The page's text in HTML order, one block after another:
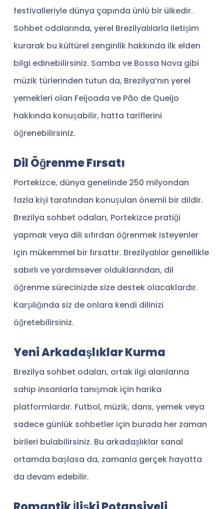
festivalleriyle dünya çapında ünlü bir ülkedir.
Sohbet odalarında, yerel Brezilyalılarla iletişim
kurarak bu kültürel zenginlik hakkında ilk elden
bilgi edinebilirsiniz. Samba ve Bossa Nova gibi
müzik türlerinden tutun da, Brezilya’nın yerel
yemekleri olan Feijoada ve Pão de Queijo
hakkında konuşabilir, hatta tariflerini
öğrenebilirsiniz.
Dil Öğrenme Fırsatı
Portekizce, dünya genelinde 250 milyondan
fazla kişi tarafından konuşulan önemli bir dildir.
Brezilya sohbet odaları, Portekizce pratiği
yapmak veya dili sıfırdan öğrenmek isteyenler
için mükemmel bir fırsattır. Brezilyalılar genellikle
sabırlı ve yardımsever olduklarından, dil
öğrenme sürecinizde size destek olacaklardır.
Karşılığında siz de onlara kendi dilinizi
öğretebilirsiniz.
Yeni Arkadaşlıklar Kurma
Brezilya sohbet odaları, ortak ilgi alanlarına
sahip insanlarla tanışmak için harika
platformlardır. Futbol, müzik, dans, yemek veya
sadece günlük sohbetler için burada her zaman
birileri bulabilirsiniz. Bu arkadaşlıklar sanal
ortamda başlasa da, zamanla gerçek hayatta
da devam edebilir.